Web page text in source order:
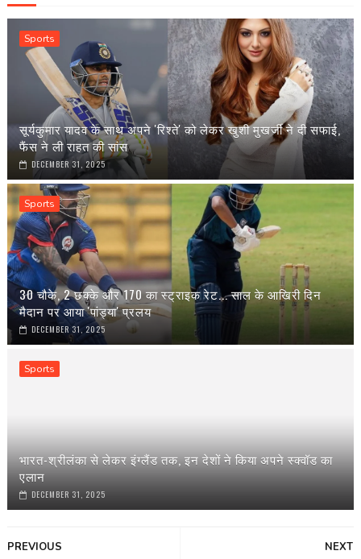
Sports
सूर्यकुमार यादव के साथ अपने 'रिश्ते' को लेकर खुशी मुखर्जी ने दी सफाई,
फैंस ने ली राहत की सांस
DECEMBER 31, 2025
Sports
30 चौके, 2 छक्के और 170 का स्ट्राइक रेट... साल के आखिरी दिन
मैदान पर आया 'पांड्या' प्रलय
DECEMBER 31, 2025
Sports
भारत-श्रीलंका से लेकर इंग्‍लैंड तक, इन देशों ने किया अपने स्‍क्वॉड का
एलान
DECEMBER 31, 2025
NEXT
PREVIOUS